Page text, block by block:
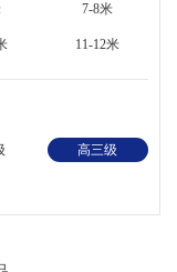
7-8米
11-12米
高三级